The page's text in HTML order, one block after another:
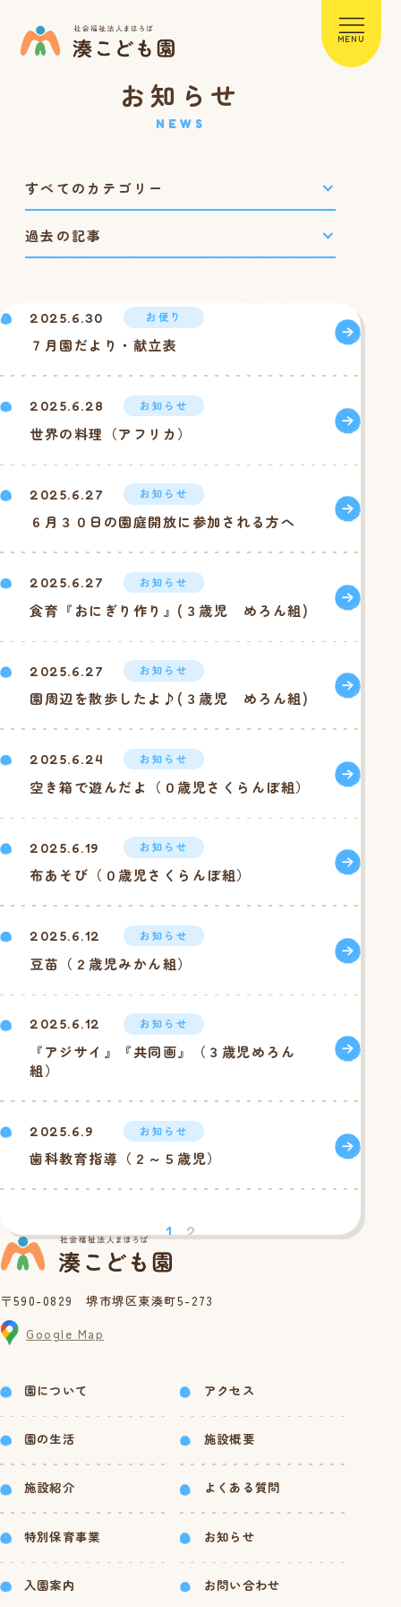
MENU
お知らせ
NEWS
2025.6.30 お便り
７月園だより・献立表
2025.6.28 お知らせ
世界の料理（アフリカ）
2025.6.27 お知らせ
６月３０日の園庭開放に参加される方へ
2025.6.27 お知らせ
食育『おにぎり作り』(３歳児 めろん組)
2025.6.27 お知らせ
園周辺を散歩したよ♪(３歳児 めろん組)
2025.6.24 お知らせ
空き箱で遊んだよ（０歳児さくらんぼ組）
2025.6.19 お知らせ
布あそび（０歳児さくらんぼ組）
2025.6.12 お知らせ
豆苗（２歳児みかん組）
2025.6.12 お知らせ
『アジサイ』『共同画』（３歳児めろん
組）
2025.6.9 お知らせ
歯科教育指導（２～５歳児）
1 2
〒590-0829 堺市堺区東湊町5-273
Google Map
園について
園の生活
施設紹介
特別保育事業
入園案内
アクセス
施設概要
よくある質問
お知らせ
お問い合わせ